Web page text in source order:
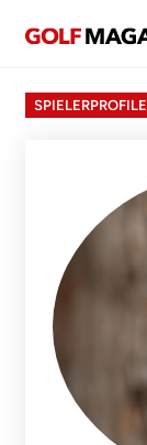
SPIELERPROFILE